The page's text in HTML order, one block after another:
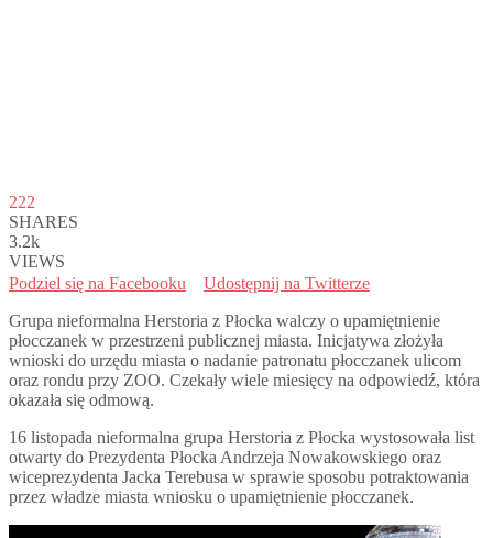
222
SHARES
3.2k
VIEWS
Podziel się na Facebooku
Udostępnij na Twitterze
Grupa nieformalna Herstoria z Płocka walczy o upamiętnienie
płocczanek w przestrzeni publicznej miasta. Inicjatywa złożyła
wnioski do urzędu miasta o nadanie patronatu płocczanek ulicom
oraz rondu przy ZOO. Czekały wiele miesięcy na odpowiedź, która
okazała się odmową.
16 listopada nieformalna grupa Herstoria z Płocka wystosowała list
otwarty do Prezydenta Płocka Andrzeja Nowakowskiego oraz
wiceprezydenta Jacka Terebusa w sprawie sposobu potraktowania
przez władze miasta wniosku o upamiętnienie płocczanek.